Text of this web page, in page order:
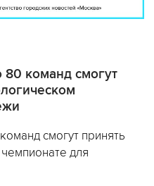
команд смогут
смогут принять
для